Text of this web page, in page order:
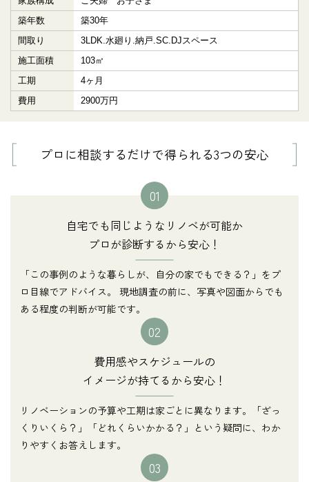
築年数
築30年
間取り
3LDK.水廻り.納戸.SC.DJスペース
施工面積
103㎡
工期
4ヶ月
費用
2900万円
プロに相談するだけで得られる3つの安心
01
自宅でも同じようなリノベが可能か
プロが診断するから安心！
「この事例のような暮らしが、自分の家でもできる？」をプ
ロ目線でアドバイス。 現地調査の前に、写真や図面からでも
ある程度の判断が可能です。
02
費用感やスケジュールの
イメージが持てるから安心！
リノベーションの予算や工期は家ごとに異なります。「ざっ
くりいくら？」「どれくらいかかる？」という疑問に、わか
りやすくお答えします。
03